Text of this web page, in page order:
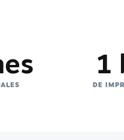
1
DE